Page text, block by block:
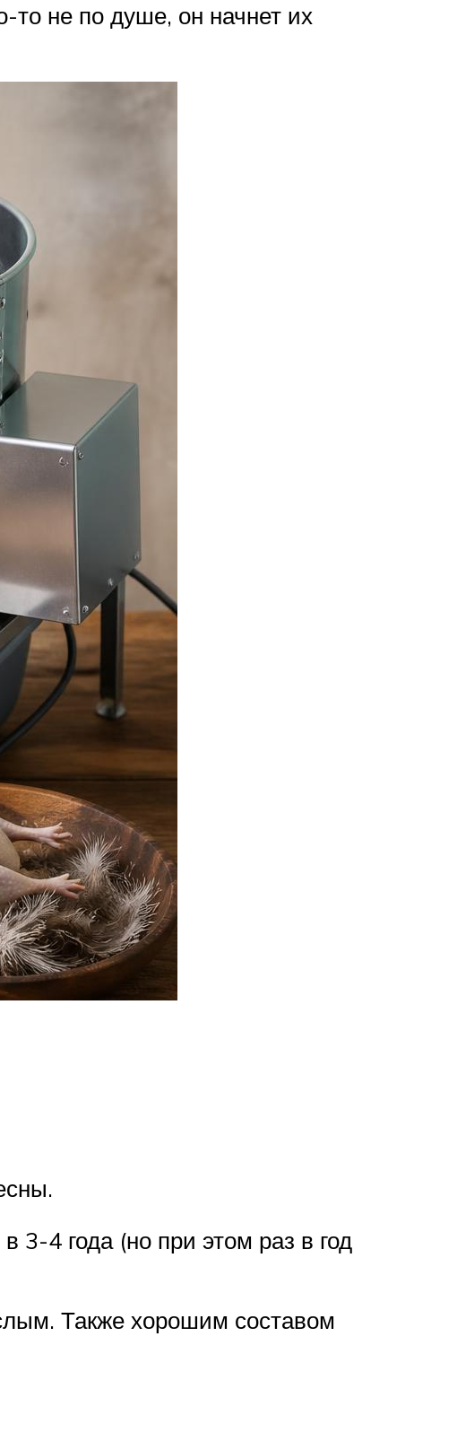
то не по душе, он начнет их
3-4 года (но при этом раз в год
Также хорошим составом